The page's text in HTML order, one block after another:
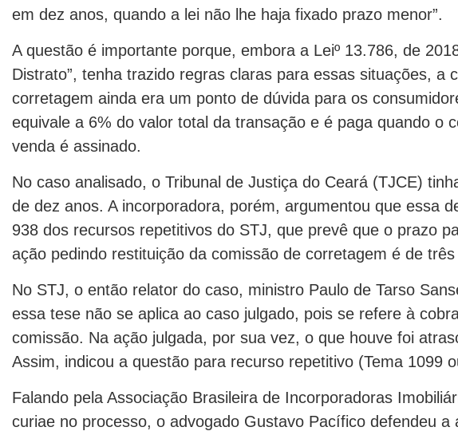
em dez anos, quando a lei não lhe haja fixado prazo menor”.
A questão é importante porque, embora a Leiº 13.786, de
Distrato”, tenha trazido regras claras para essas situações, a
corretagem ainda era um ponto de dúvida para os
equivale a 6% do valor total da transação e é paga quando o
venda é assinado.
No caso analisado, o Tribunal de Justiça do Ceará (TJCE)
de dez anos. A incorporadora, porém, argumentou que essa
938 dos recursos repetitivos do STJ, que prevê que o prazo
ação pedindo restituição da comissão de corretagem é de três
No STJ, o então relator do caso, ministro Paulo de Tarso
essa tese não se aplica ao caso julgado, pois se refere à
comissão. Na ação julgada, por sua vez, o que houve foi
Assim, indicou a questão para recurso repetitivo (Tema 1099
Falando pela Associação Brasileira de Incorporadoras
curiae no processo, o advogado Gustavo Pacífico defendeu a